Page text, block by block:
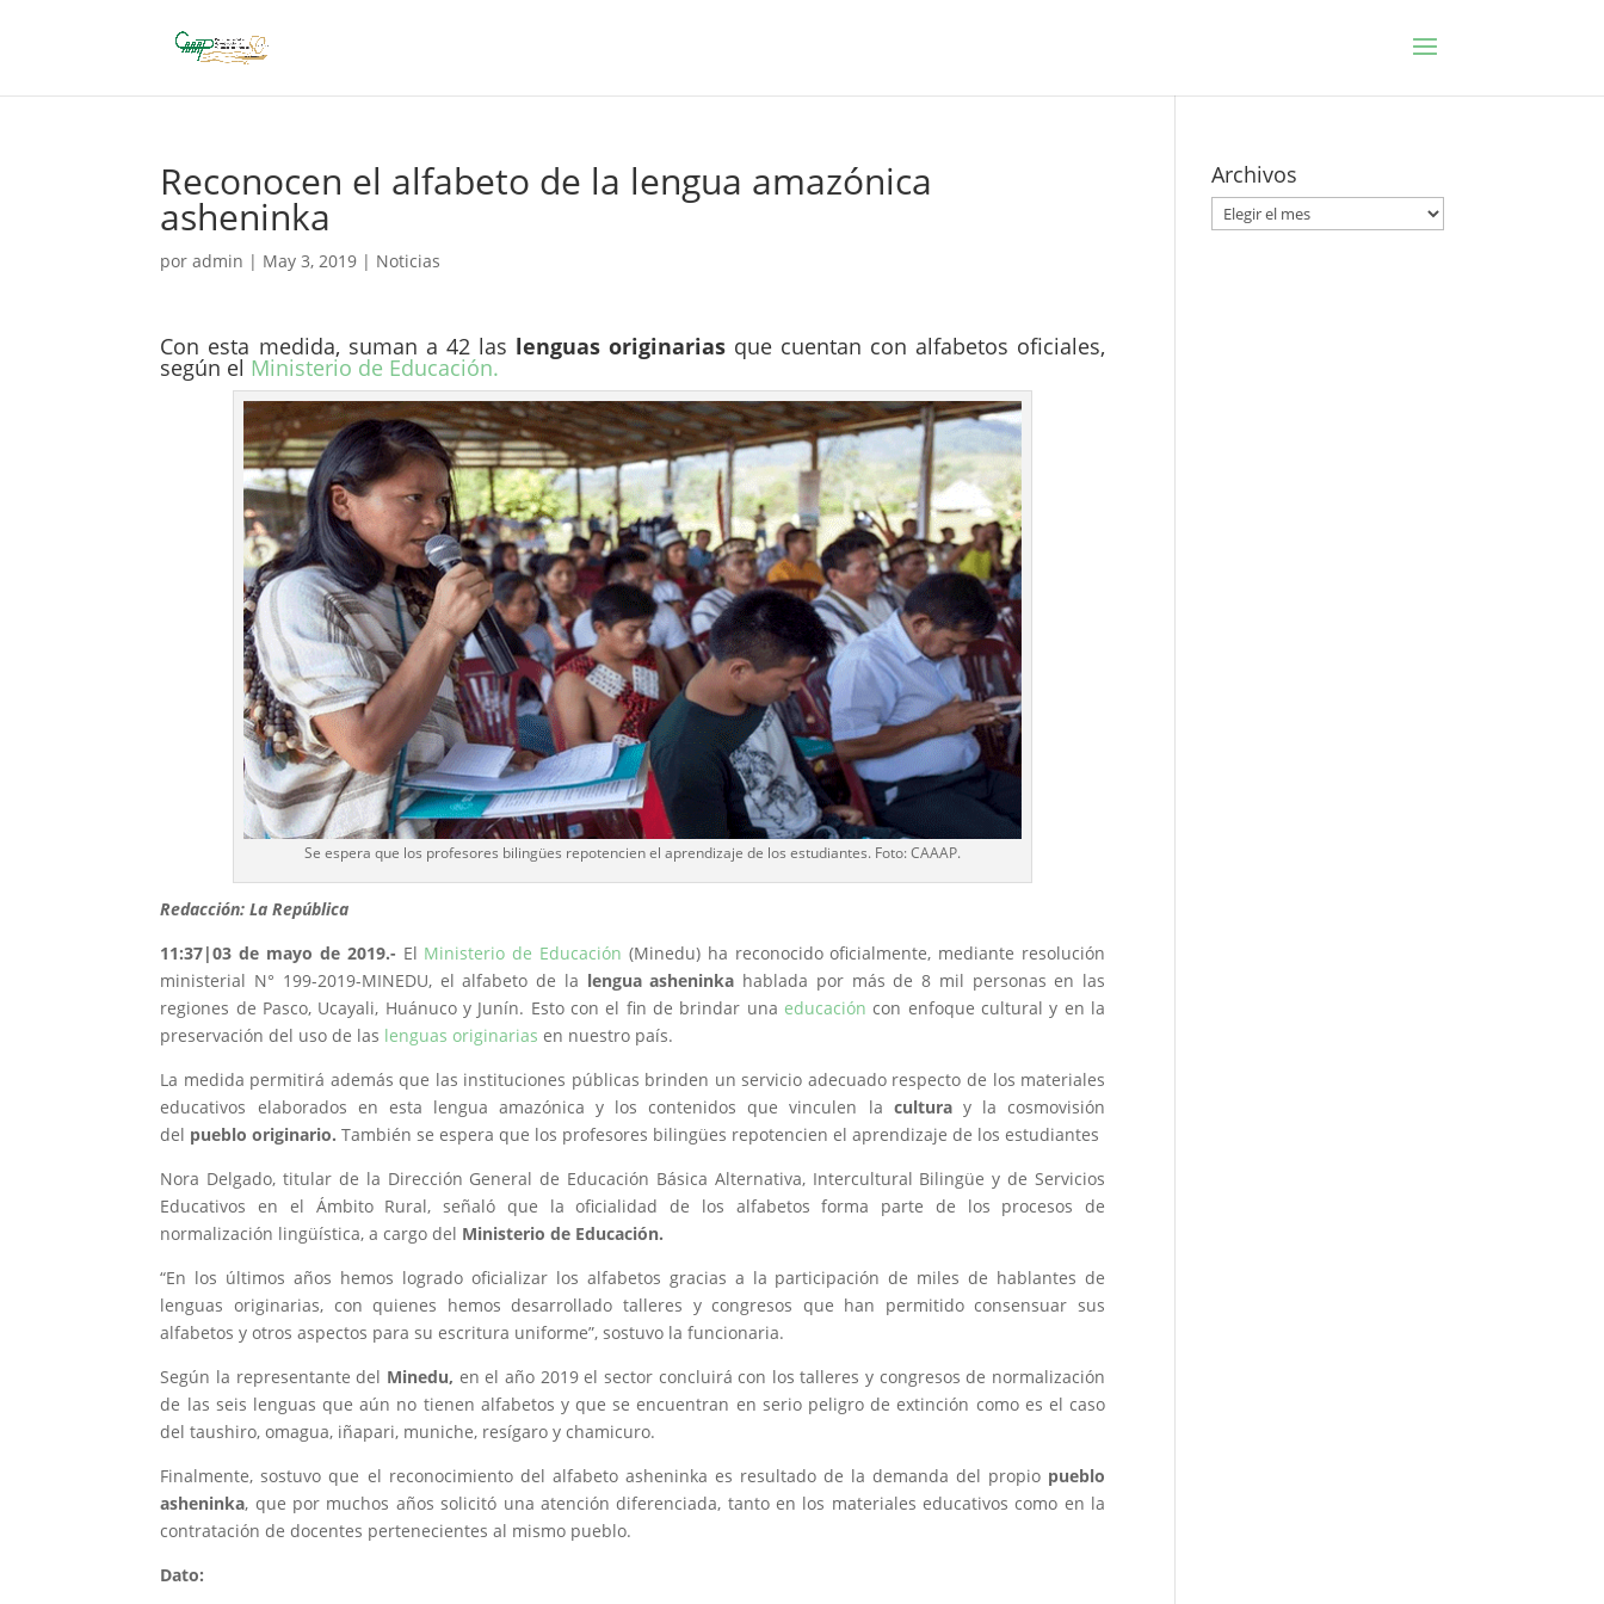
Reconocen el alfabeto de la lengua amazónica
asheninka
poradmin | May 3, 2019 | Noticias
Con esta medida, suman a 42 las lenguas originariasque cuentan con alfabetos oficiales,
según el Ministerio de Educación.
Se espera que los profesores bilingües repotencien el aprendizaje de los estudiantes. Foto: CAAAP.
Redacción: La República
11:37|03 de mayo de 2019.- El Ministerio de Educación (Minedu) ha reconocido oficialmente, mediante resolución
ministerial N° 199-2019-MINEDU, el alfabeto de la lengua asheninka hablada por más de 8 mil personas en las
regiones de Pasco, Ucayali, Huánuco y Junín. Esto con el fin de brindar una educación con enfoque cultural y en la
preservación del uso de las lenguas originarias en nuestro país.
La medida permitirá además que las instituciones públicas brinden un servicio adecuado respecto de los materiales
educativos elaborados en esta lengua amazónica y los contenidos que vinculen la cultura y la cosmovisión
del pueblo originario. También se espera que los profesores bilingües repotencien el aprendizaje de los estudiantes
Nora Delgado, titular de la Dirección General de Educación Básica Alternativa, Intercultural Bilingüe y de Servicios
Educativos en el Ámbito Rural, señaló que la oficialidad de los alfabetos forma parte de los procesos de
normalización lingüística, a cargo del Ministerio de Educación.
“En los últimos años hemos logrado oficializar los alfabetos gracias a la participación de miles de hablantes de
lenguas originarias, con quienes hemos desarrollado talleres y congresos que han permitido consensuar sus
alfabetos y otros aspectos para su escritura uniforme”, sostuvo la funcionaria.
Según la representante del Minedu, en el año 2019 el sector concluirá con los talleres y congresos de normalización
de las seis lenguas que aún no tienen alfabetos y que se encuentran en serio peligro de extinción como es el caso
del taushiro, omagua, iñapari, muniche, resígaro y chamicuro.
Finalmente, sostuvo que el reconocimiento del alfabeto asheninka es resultado de la demanda del propio pueblo
asheninka, que por muchos años solicitó una atención diferenciada, tanto en los materiales educativos como en la
contratación de docentes pertenecientes al mismo pueblo.
Dato:
Archivos
Archivos